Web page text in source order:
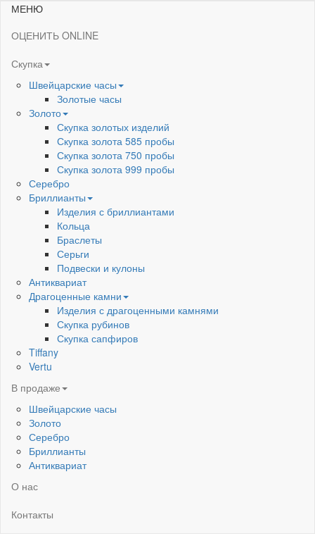
МЕНЮ
ОЦЕНИТЬ ONLINE
Скупка
Швейцарские часы
Золотые часы
Золото
Скупка золотых изделий
Скупка золота 585 пробы
Скупка золота 750 пробы
Скупка золота 999 пробы
Серебро
Бриллианты
Изделия с бриллиантами
Кольца
Браслеты
Серьги
Подвески и кулоны
Антиквариат
Драгоценные камни
Изделия с драгоценными камнями
Скупка рубинов
Скупка сапфиров
Tiffany
Vertu
В продаже
Швейцарские часы
Золото
Серебро
Бриллианты
Антиквариат
О нас
Контакты